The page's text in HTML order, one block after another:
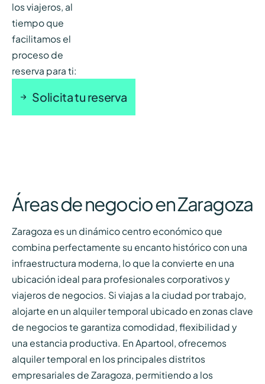
los viajeros, al
tiempo que
facilitamos el
proceso de
reserva para ti:
Solicita tu reserva
Áreas de negocio en Zaragoza
Zaragoza es un dinámico centro económico que
combina perfectamente su encanto histórico con una
infraestructura moderna, lo que la convierte en una
ubicación ideal para profesionales corporativos y
viajeros de negocios. Si viajas a la ciudad por trabajo,
alojarte en un alquiler temporal ubicado en zonas clave
de negocios te garantiza comodidad, flexibilidad y
una estancia productiva. En Apartool, ofrecemos
alquiler temporal en los principales distritos
empresariales de Zaragoza, permitiendo a los